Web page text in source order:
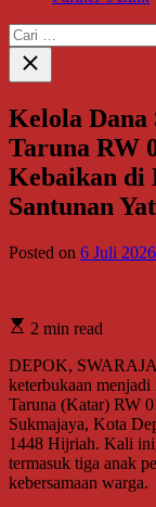
Cari
untuk:
Close
search
Kelola Dana
Taruna RW
Kebaikan di
Santunan
Posted on 6 Juli 2026
2 min read
DEPOK,
keterbukaan
Taruna (Katar) RW
Sukmajaya, Kota
1448 Hijriah. Kali
termasuk tiga anak
kebersamaan warga.